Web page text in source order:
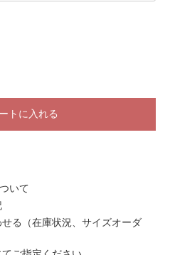
トに入れる
いて
る（在庫状況、サイズオーダ